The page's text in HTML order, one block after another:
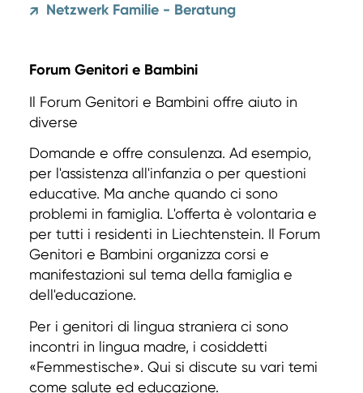
↗ Netzwerk Familie - Beratung
Forum Genitori e Bambini
Il Forum Genitori e Bambini offre aiuto in
diverse
Domande e offre consulenza. Ad esempio,
per l'assistenza all'infanzia o per questioni
educative. Ma anche quando ci sono
problemi in famiglia. L'offerta è volontaria e
per tutti i residenti in Liechtenstein. Il Forum
Genitori e Bambini organizza corsi e
manifestazioni sul tema della famiglia e
dell'educazione.
Per i genitori di lingua straniera ci sono
incontri in lingua madre, i cosiddetti
«Femmestische». Qui si discute su vari temi
come salute ed educazione.